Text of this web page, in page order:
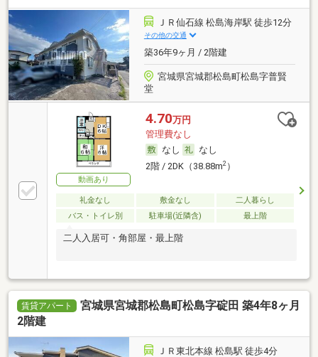
ＪＲ仙石線 松島海岸駅 徒歩12分
その他の交通
築36年9ヶ月 / 2階建
宮城県宮城郡松島町松島字普賢
堂
動画あり
4.70万円
管理費なし
なし
なし
2階 / 2DK（38.88m2）
礼金なし 敷金なし
二人暮らし
バス・トイレ別
駐車場(近隣含) 最上階
二人入居可・角部屋・最上階
賃貸アパート
宮城県宮城郡松島町松島字碇田 築4年8ヶ月
2階建
ＪＲ東北本線 松島駅 徒歩4分